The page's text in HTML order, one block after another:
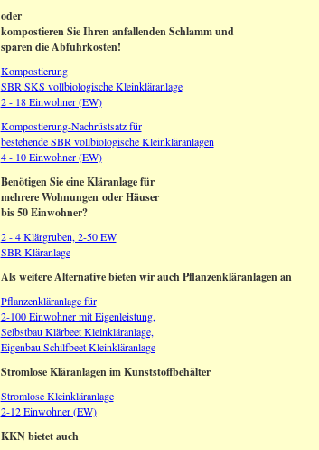
oder
kompostieren Sie Ihren anfallenden Schlamm und
sparen die Abfuhrkosten!
Kompostierung
SBR SKS vollbiologische Kleinkläranlage
2 - 18 Einwohner (EW)
Kompostierung-Nachrüstsatz für
bestehende SBR vollbiologische Kleinkläranlagen
4 - 10 Einwohner (EW)
Benötigen Sie eine Kläranlage für
mehrere Wohnungen oder Häuser
bis 50 Einwohner?
2 - 4 Klärgruben, 2-50 EW
SBR-Kläranlage
Als weitere Alternative bieten wir auch Pflanzenkläranlagen an
Pflanzenkläranlage für
2-100 Einwohner mit Eigenleistung,
Selbstbau Klärbeet Kleinkläranlage,
Eigenbau Schilfbeet Kleinkläranlage
Stromlose Kläranlagen im Kunststoffbehälter
Stromlose Kleinkläranlage
2-12 Einwohner (EW)
KKN bietet auch